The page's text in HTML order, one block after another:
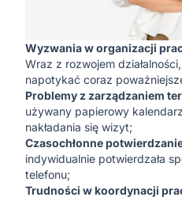
Wyzwania w organizacji
Wraz z rozwojem
napotykać coraz
Problemy z zarządzaniem
używany papierowy
nakładania się wizyt;
Czasochłonne
indywidualnie potwierdzała
telefonu;
Trudności w koordynacji